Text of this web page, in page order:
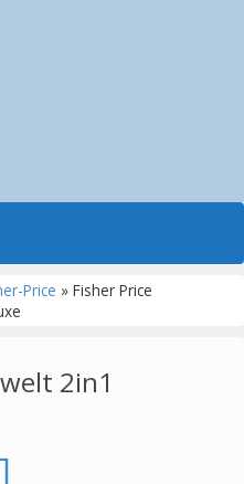
Price » Fisher Price
2in1